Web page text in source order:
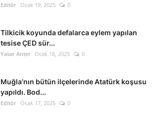
Editör Ocak 19, 2025 0
Tilkicik koyunda defalarca eylem yapılan
tesise ÇED sür...
Yasar Anter Ocak 18, 2025 0
Muğla’nın bütün ilçelerinde Atatürk koşusu
yapıldı. Bod...
Editör Ocak 17, 2025 0